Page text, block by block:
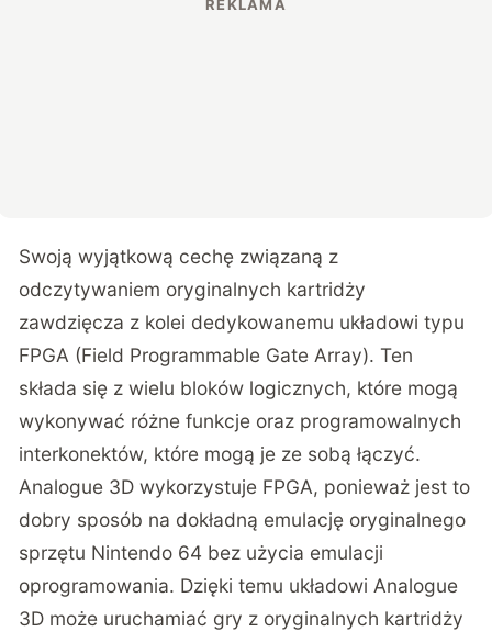
Swoją wyjątkową cechę związaną z
odczytywaniem oryginalnych kartridży
zawdzięcza z kolei dedykowanemu układowi typu
FPGA (Field Programmable Gate Array). Ten
składa się z wielu bloków logicznych, które mogą
wykonywać różne funkcje oraz programowalnych
interkonektów, które mogą je ze sobą łączyć.
Analogue 3D wykorzystuje FPGA, ponieważ jest to
dobry sposób na dokładną emulację oryginalnego
sprzętu Nintendo 64 bez użycia emulacji
oprogramowania. Dzięki temu układowi Analogue
3D może uruchamiać gry z oryginalnych kartridży